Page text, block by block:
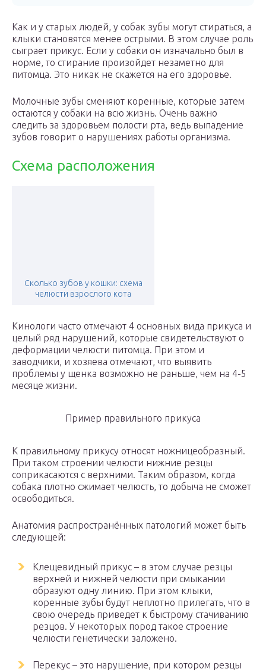
Как и у старых людей, у собак зубы могут стираться, а
клыки становятся менее острыми. В этом случае роль
сыграет прикус. Если у собаки он изначально был в
норме, то стирание произойдет незаметно для
питомца. Это никак не скажется на его здоровье.
Молочные зубы сменяют коренные, которые затем
остаются у собаки на всю жизнь. Очень важно
следить за здоровьем полости рта, ведь выпадение
зубов говорит о нарушениях работы организма.
Схема расположения
Сколько зубов у кошки: схема
челюсти взрослого кота
Кинологи часто отмечают 4 основных вида прикуса и
целый ряд нарушений, которые свидетельствуют о
деформации челюсти питомца. При этом и
заводчики, и хозяева отмечают, что выявить
проблемы у щенка возможно не раньше, чем на 4-5
месяце жизни.
Пример правильного прикуса
К правильному прикусу относят ножницеобразный.
При таком строении челюсти нижние резцы
соприкасаются с верхними. Таким образом, когда
собака плотно сжимает челюсть, то добыча не сможет
освободиться.
Анатомия распространённых патологий может быть
следующей:
Клещевидный прикус – в этом случае резцы
верхней и нижней челюсти при смыкании
образуют одну линию. При этом клыки,
коренные зубы будут неплотно прилегать, что в
свою очередь приведет к быстрому стачиванию
резцов. У некоторых пород такое строение
челюсти генетически заложено.
Перекус – это нарушение, при котором резцы